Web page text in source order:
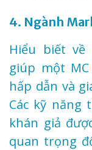
4. Ngành
Hiểu biết về
giúp một
hấp dẫn và
Các kỹ năng
khán giả
quan trọng